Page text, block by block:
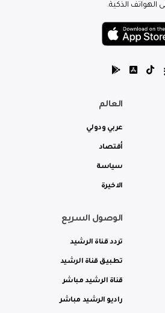
الهواتف الذكية.
العالم
عربي ودولي
أقتصاد
سياسة
الاخيرة
الوصول السريع
تردد قناة الرشيد
تطبيق قناة الرشيد
قناة الرشيد مباشر
راديو الرشيد مباشر